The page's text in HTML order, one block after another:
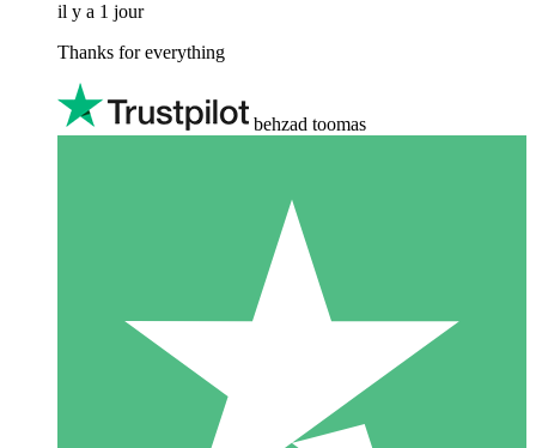
il y a 1 jour
Thanks for everything
behzad toomas